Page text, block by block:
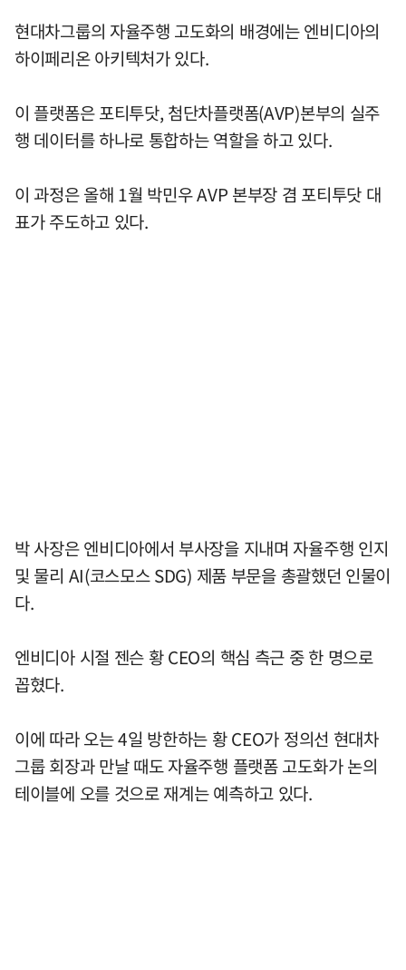
현대차그룹의 자율주행 고도화의 배경에는 엔비디아의
하이페리온 아키텍처가 있다.
이 플랫폼은 포티투닷, 첨단차플랫폼(AVP)본부의 실주
행 데이터를 하나로 통합하는 역할을 하고 있다.
이 과정은 올해 1월 박민우 AVP 본부장 겸 포티투닷 대
표가 주도하고 있다.
박 사장은 엔비디아에서 부사장을 지내며 자율주행 인지
및 물리 AI(코스모스 SDG) 제품 부문을 총괄했던 인물이
다.
엔비디아 시절 젠슨 황 CEO의 핵심 측근 중 한 명으로
꼽혔다.
이에 따라 오는 4일 방한하는 황 CEO가 정의선 현대차
그룹 회장과 만날 때도 자율주행 플랫폼 고도화가 논의
테이블에 오를 것으로 재계는 예측하고 있다.